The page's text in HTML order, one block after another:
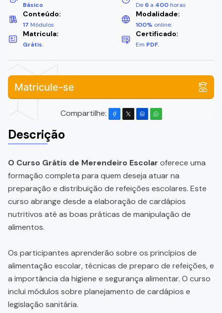
Básico De 6 a 400 horas
Conteúdo:
17 Módulos
Modalidade:
100% online.
Matricula:
Grátis.
Certificado:
Em PDF.
Matricule-se
Compartilhe:
Descrição
O Curso Grátis de Merendeiro Escolar oferece uma
formação completa para quem deseja atuar na
preparação e distribuição de refeições escolares. Este
curso abrange desde a elaboração de cardápios
nutritivos até as boas práticas de manipulação de
alimentos.
Os participantes aprenderão sobre os princípios de
alimentação escolar, técnicas de preparo de refeições, e
a importância da higiene e segurança alimentar. O curso
inclui módulos sobre planejamento de cardápios e
legislação sanitária.